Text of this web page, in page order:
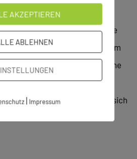
diese
nicht die letzten. Zumal die
ihre Erfahrungen im
Anja Krastel vor einer Woche
an den Start und sicherte sich
über fünf Kilometer in der
AKZEPTIEREN
ABLEHNEN
| Impressum